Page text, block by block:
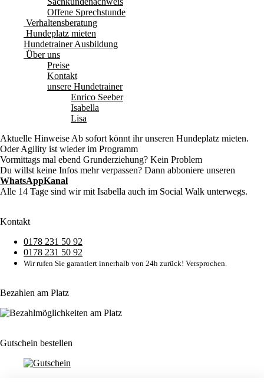
Offene Sprechstunde
Verhaltensberatung
Hundeplatz mieten
Hundetrainer Ausbildung
Über uns
Preise
Kontakt
unsere Hundetrainer
Enrico Seeber
Isabella
Lisa
Aktuelle Hinweise Ab sofort könnt ihr unseren Hundeplatz mieten.
Oder Agility ist wieder im Programm
Vormittags mal ebend Grunderziehung? Kein Problem
Du willst keine Infos mehr verpassen? Dann abboniere unseren
WhatsAppKanal
Alle 14 Tage sind wir mit Isabella auch im Social Walk unterwegs.
Kontakt
0178 231 50 92
0178 231 50 92
Wir rufen Sie garantiert innerhalb von 24h zurück! Versprochen.
Bezahlen am Platz
Gutschein bestellen